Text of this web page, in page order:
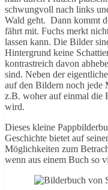
schwungvoll nach links
Wald geht. Dann kommt
fährt mit. Fuchs merkt
lassen kann. Die Bilder
Hintergrund keine
kontrastreich davon
sind. Neben der
auf den Bildern noch jede
z.B. woher auf einmal die
wird.
Dieses kleine
Geschichte bietet auf
Möglichkeiten zum
wenn aus einem Buch so